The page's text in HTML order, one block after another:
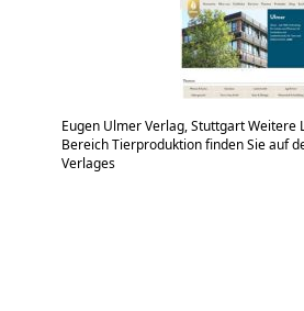
Eugen Ulmer Verlag, Stuttgart Weitere
Bereich Tierproduktion finden Sie auf
Verlages